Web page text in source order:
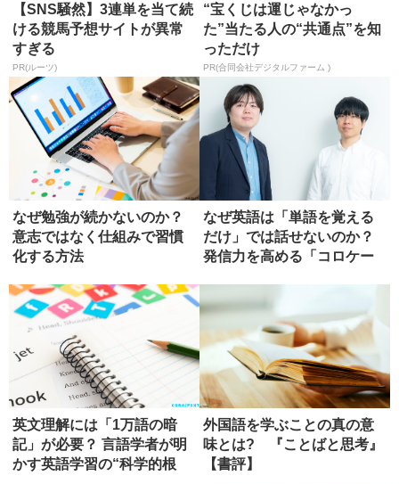
【SNS騒然】3連単を当て続
ける競馬予想サイトが異常
すぎる
PR(ルーツ)
“宝くじは運じゃなかっ
た”当たる人の“共通点”を知
っただけ
PR(合同会社デジタルファーム )
なぜ勉強が続かないのか？
意志ではなく仕組みで習慣
化する方法
なぜ英語は「単語を覚える
だけ」では話せないのか？
発信力を高める「コロケー
英文理解には「1万語の暗
記」が必要？ 言語学者が明
かす英語学習の“科学的根
外国語を学ぶことの真の意
味とは? 『ことばと思考』
【書評】